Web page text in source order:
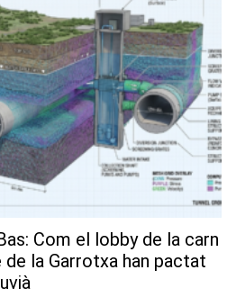
Com el lobby de la carn
la Garrotxa han pactat